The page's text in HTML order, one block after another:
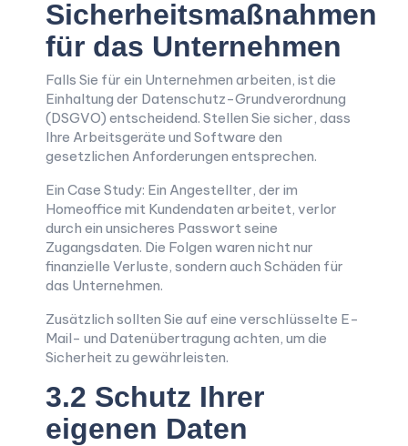
Sicherheitsmaßnahmen
für das Unternehmen
Falls Sie für ein Unternehmen arbeiten, ist die
Einhaltung der Datenschutz-Grundverordnung
(DSGVO) entscheidend. Stellen Sie sicher, dass
Ihre Arbeitsgeräte und Software den
gesetzlichen Anforderungen entsprechen.
Ein Case Study: Ein Angestellter, der im
Homeoffice mit Kundendaten arbeitet, verlor
durch ein unsicheres Passwort seine
Zugangsdaten. Die Folgen waren nicht nur
finanzielle Verluste, sondern auch Schäden für
das Unternehmen.
Zusätzlich sollten Sie auf eine verschlüsselte E-
Mail- und Datenübertragung achten, um die
Sicherheit zu gewährleisten.
3.2 Schutz Ihrer
eigenen Daten